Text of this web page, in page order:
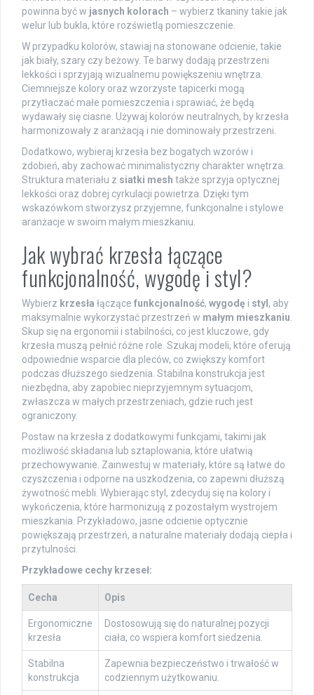
powinna być w jasnych kolorach – wybierz tkaniny takie jak
welur lub bukla, które rozświetlą pomieszczenie.
W przypadku kolorów, stawiaj na stonowane odcienie, takie
jak biały, szary czy beżowy. Te barwy dodają przestrzeni
lekkości i sprzyjają wizualnemu powiększeniu wnętrza.
Ciemniejsze kolory oraz wzorzyste tapicerki mogą
przytłaczać małe pomieszczenia i sprawiać, że będą
wydawały się ciasne. Używaj kolorów neutralnych, by krzesła
harmonizowały z aranżacją i nie dominowały przestrzeni.
Dodatkowo, wybieraj krzesła bez bogatych wzorów i
zdobień, aby zachować minimalistyczny charakter wnętrza.
Struktura materiału z siatki mesh także sprzyja optycznej
lekkości oraz dobrej cyrkulacji powietrza. Dzięki tym
wskazówkom stworzysz przyjemne, funkcjonalne i stylowe
aranżacje w swoim małym mieszkaniu.
Jak wybrać krzesła łączące
funkcjonalność, wygodę i styl?
Wybierz krzesła łączące funkcjonalność, wygodę i styl , aby
maksymalnie wykorzystać przestrzeń w małym mieszkaniu
Skup się na ergonomii i stabilności, co jest kluczowe, gdy
krzesła muszą pełnić różne role. Szukaj modeli, które oferują
odpowiednie wsparcie dla pleców, co zwiększy komfort
podczas dłuższego siedzenia. Stabilna konstrukcja jest
niezbędna, aby zapobiec nieprzyjemnym sytuacjom,
zwłaszcza w małych przestrzeniach, gdzie ruch jest
ograniczony.
Postaw na krzesła z dodatkowymi funkcjami, takimi jak
możliwość składania lub sztaplowania, które ułatwią
przechowywanie. Zainwestuj w materiały, które są łatwe do
czyszczenia i odporne na uszkodzenia, co zapewni dłuższą
żywotność mebli. Wybierając styl, zdecyduj się na kolory i
wykończenia, które harmonizują z pozostałym wystrojem
mieszkania. Przykładowo, jasne odcienie optycznie
powiększają przestrzeń, a naturalne materiały dodają ciepła i
przytulności.
Przykładowe cechy krzeseł:
Cecha Opis
Ergonomiczne
krzesła
Dostosowują się do naturalnej pozycji
ciała, co wspiera komfort siedzenia.
Stabilna
konstrukcja
Zapewnia bezpieczeństwo i trwałość w
codziennym użytkowaniu.